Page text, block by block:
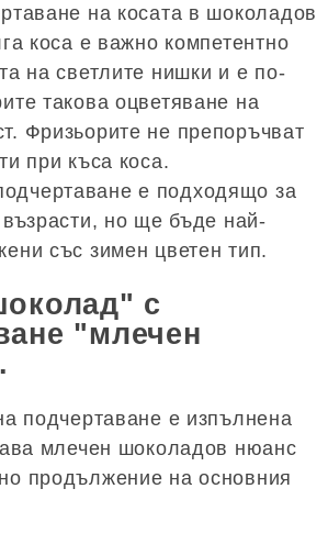
на косата в шоколадов
коса е важно компетентно
на светлите нишки и е по-
такова оцветяване на
Фризьорите не препоръчват
при къса коса.
е подходящо за
но ще бъде най-
със зимен цветен тип.
с
"млечен
подчертаване е изпълнена
млечен шоколадов нюанс
продължение на основния